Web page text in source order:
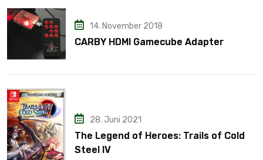
14. November 2018
CARBY HDMI Gamecube Adapter
28. Juni 2021
The Legend of Heroes: Trails of Cold
Steel IV